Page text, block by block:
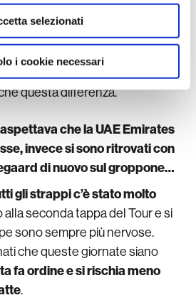
dei loro servizi.
selezionati
i cookie necessari
come ho già detto,
di potenza veramente
anche un 2 per cento, lo
siamo alTour de Franceed è
questa differenza.
che la UAE Emirates
invece si sono ritrovati con
di nuovo sul groppone…
gli strappi c’è stato molto
alla seconda tappa del Tour e si
sono sempre più nervose.
che queste giornate siano
fa ordine e si rischia meno
.